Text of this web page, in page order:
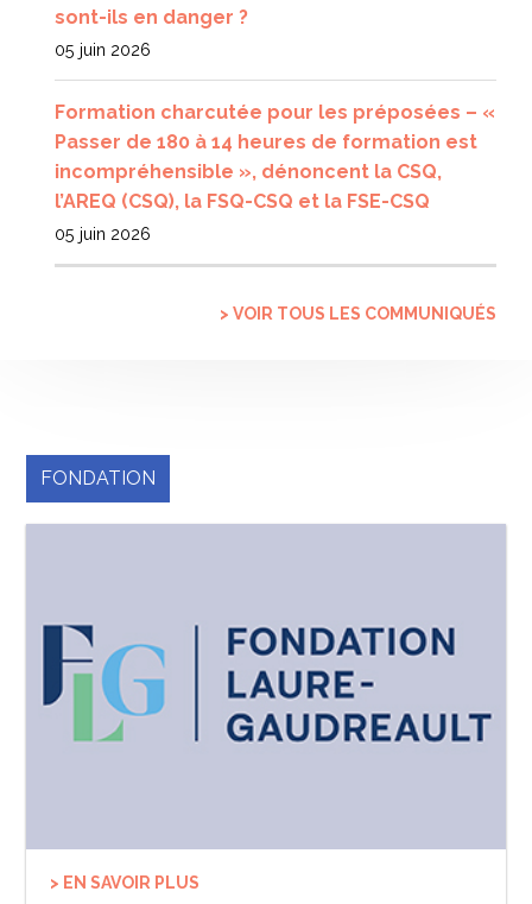
sont-ils en danger ?
05 juin 2026
Formation charcutée pour les préposées – «
Passer de 180 à 14 heures de formation est
incompréhensible », dénoncent la CSQ,
l’AREQ (CSQ), la FSQ-CSQ et la FSE-CSQ
05 juin 2026
> VOIR TOUS LES COMMUNIQUÉS
FONDATION
> EN SAVOIR PLUS